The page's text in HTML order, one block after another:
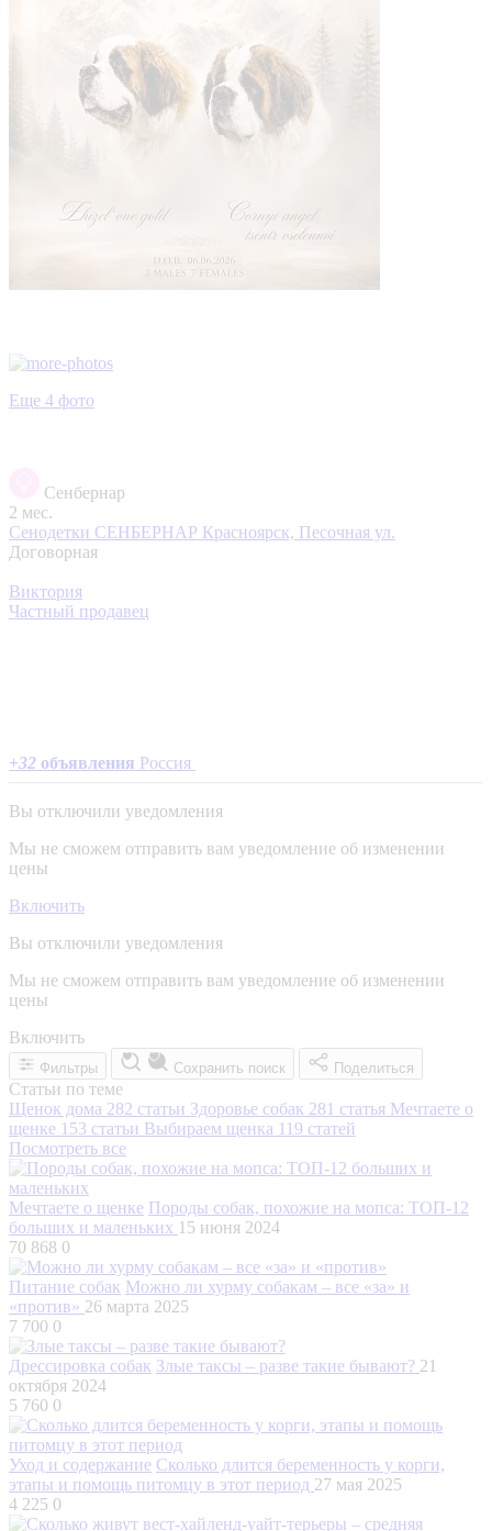
Еще 4 фото
Сенбернар
2 мес.
Сенодетки СЕНБЕРНАР Красноярск, Песочная ул.
Договорная
Виктория
Частный продавец
+32 объявления Россия
Вы отключили уведомления
Мы не сможем отправить вам уведомление об изменении
цены
Включить
Вы отключили уведомления
Мы не сможем отправить вам уведомление об изменении
цены
Включить
Фильтры Сохранить поиск Поделиться
Статьи по теме
Щенок дома 282 статьи Здоровье собак 281 статья Мечтаете о
щенке 153 статьи Выбираем щенка 119 статей
Посмотреть все
Мечтаете о щенке Породы собак, похожие на мопса: ТОП-12
больших и маленьких 15 июня 2024
70 868 0
Питание собак Можно ли хурму собакам – все «за» и
«против» 26 марта 2025
7 700 0
Дрессировка собак Злые таксы – разве такие бывают? 21
октября 2024
5 760 0
Уход и содержание Сколько длится беременность у корги,
этапы и помощь питомцу в этот период 27 мая 2025
4 225 0